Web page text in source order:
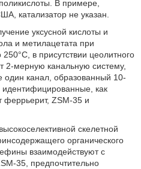
В примере,
катализатор не указан.
уксусной кислоты и
и метилацетата при
в присутствии цеолитного
2-мерную канальную систему,
канал, образованный 10-
как
феррьерит, ZSM-35 и
скелетной
органического
взаимодействуют с
35, предпочтительно